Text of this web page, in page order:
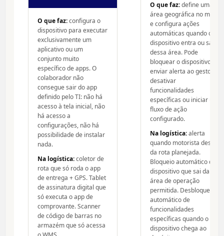
O que faz:configura o
dispositivo para executar
exclusivamente um
aplicativo ou um
conjunto muito
específico de apps. O
colaborador não
consegue sair do app
definido pelo TI: não há
acesso à tela inicial, não
há acesso a
configurações, não há
possibilidade de instalar
nada.
Na logística:coletor de
rota que só roda o app
de entrega + GPS. Tablet
de assinatura digital que
só executa o app de
comprovante. Scanner
de código de barras no
armazém que só acessa
O que faz:define uma
área geográfica no mapa
e configura ações
automáticas quando o
dispositivo entra ou sai
dessa área. Pode
bloquear o dispositivo,
enviar alerta ao gestor,
desativar
funcionalidades
específicas ou iniciar um
fluxo de ação
configurado.
Na logística:alerta
quando motorista desvia
da rota planejada.
Bloqueio automático de
dispositivo que sai da
área de operação
permitida. Desbloqueio
automático de
funcionalidades
específicas quando o
dispositivo chega ao